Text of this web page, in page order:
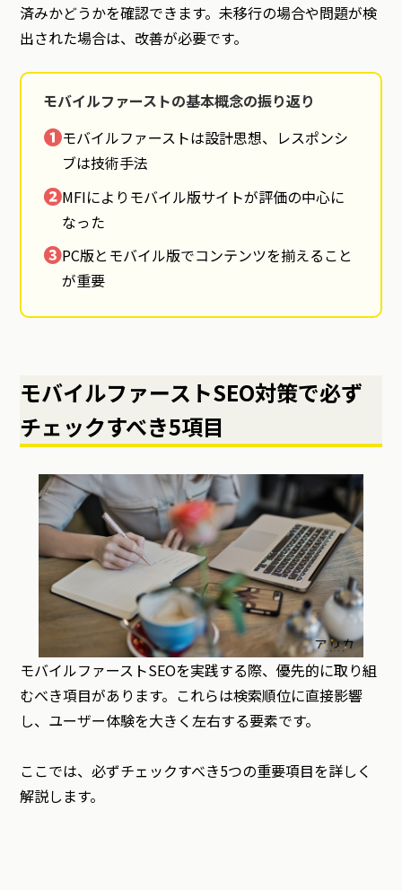
済みかどうかを確認できます。未移行の場合や問題が検
出された場合は、改善が必要です。
モバイルファーストの基本概念の振り返り
❶モバイルファーストは設計思想、レスポンシ
ブは技術手法
❷MFIによりモバイル版サイトが評価の中心に
なった
❸PC版とモバイル版でコンテンツを揃えること
が重要
モバイルファーストSEO対策で必ず
チェックすべき5項目
モバイルファーストSEOを実践する際、優先的に取り組
むべき項目があります。これらは検索順位に直接影響
し、ユーザー体験を大きく左右する要素です。
ここでは、必ずチェックすべき5つの重要項目を詳しく
解説します。